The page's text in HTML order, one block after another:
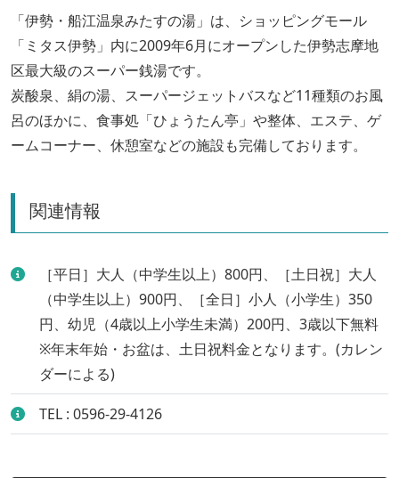
「伊勢・船江温泉みたすの湯」は、ショッピングモール
「ミタス伊勢」内に2009年6月にオープンした伊勢志摩地
区最大級のスーパー銭湯です。
炭酸泉、絹の湯、スーパージェットバスなど11種類のお風
呂のほかに、食事処「ひょうたん亭」や整体、エステ、ゲ
ームコーナー、休憩室などの施設も完備しております。
関連情報
［平日］大人（中学生以上）800円、［土日祝］大人
（中学生以上）900円、［全日］小人（小学生）350
円、幼児（4歳以上小学生未満）200円、3歳以下無料
※年末年始・お盆は、土日祝料金となります。(カレン
ダーによる)
TEL : 0596-29-4126